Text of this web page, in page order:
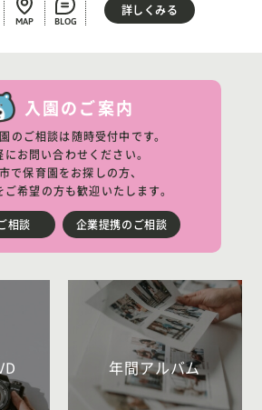
MAP BLOG
詳しくみる
入園のご案内
のご相談は随時受付中です。
にお問い合わせください。
で保育園をお探しの方、
希望の方も歓迎いたします。
相談 企業提携のご相談
年間アルバム